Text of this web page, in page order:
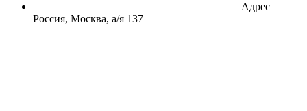
Адрес
Россия, Москва, а/я 137